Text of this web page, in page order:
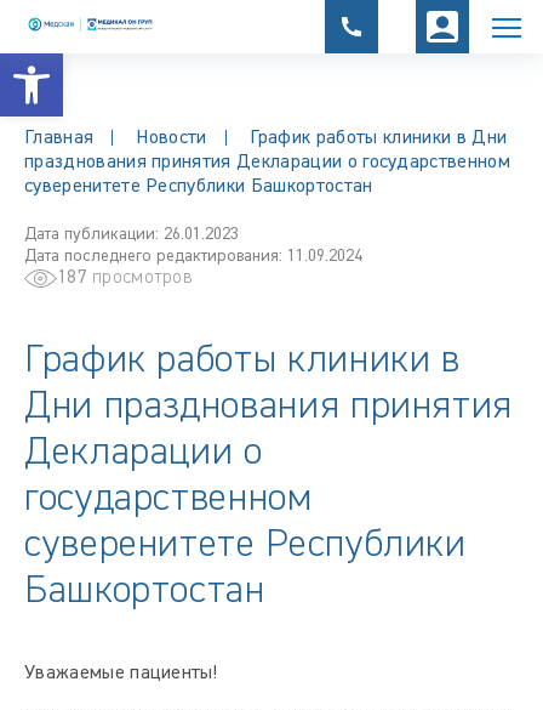
Открыть панель инструментов
Главная Новости
График работы клиники в Дни
празднования принятия Декларации о государственном
суверенитете Республики Башкортостан
Дата публикации: 26.01.2023
Дата последнего редактирования: 11.09.2024
187 просмотров
График работы клиники в
Дни празднования принятия
Декларации о
государственном
суверенитете Республики
Башкортостан
Уважаемые пациенты!